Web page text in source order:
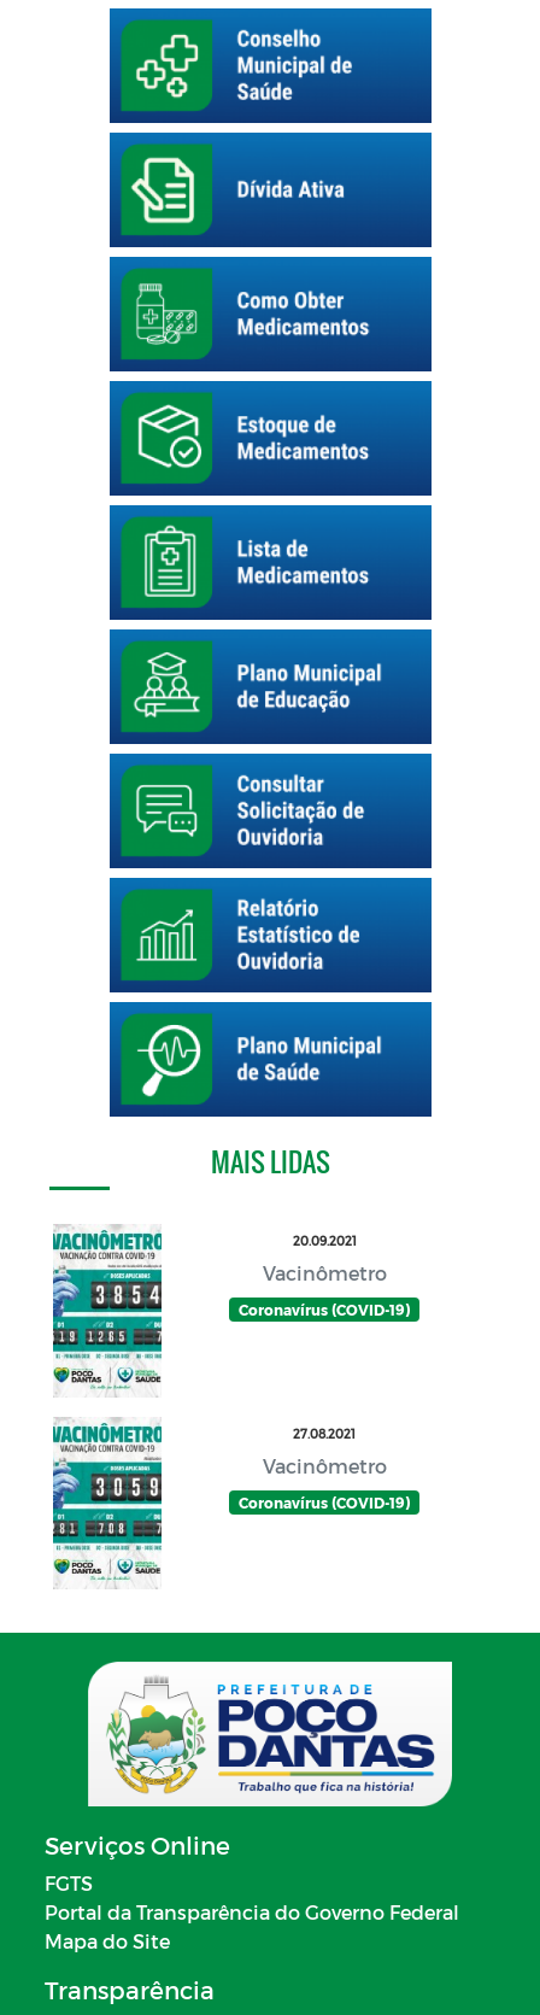
MAIS LIDAS
20.09.2021
Vacinômetro
Coronavírus (COVID-19)
27.08.2021
Vacinômetro
Coronavírus (COVID-19)
Serviços Online
FGTS
Portal da Transparência do Governo Federal
Mapa do Site
Transparência